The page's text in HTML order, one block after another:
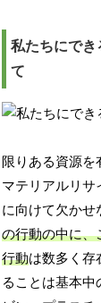
私たちにでき
て
限りある資源を
マテリアルリサ
に向けて欠か
の行動の中に、
行動は数多く存
ることは基本中